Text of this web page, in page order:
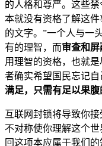
的人格和尊严。这些
本就没有资格了解这
的文字。”一个人与一
有的理智，而审查和屏
用理智的资格，也就
者确实希望国民忘记
满足，只需有足以果腹
互联网封锁将导致你
不对称使你理解这个
回这项本应属于我们